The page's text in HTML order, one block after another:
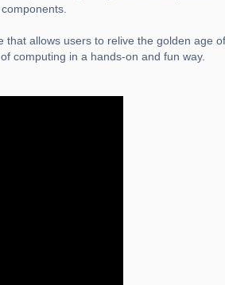
that allows users to relive the golden age of
computing in a hands-on and fun way.